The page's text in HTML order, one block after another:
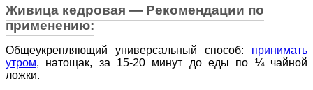
Живица кедровая — Рекомендации по
применению:
Общеукрепляющий универсальный способ: принимать
утром, натощак, за 15-20 минут до еды по ¼ чайной
ложки.